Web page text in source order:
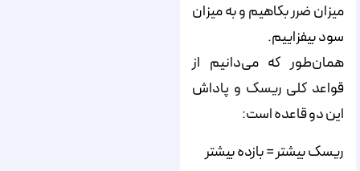
میزان ضرر بکاهیم و به میزان
سود بیفزاییم.
همان‌طور که می‌دانیم از
قواعد کلی ریسک و پاداش
این دو قاعده است:
ریسک بیشتر = بازده بیشتر